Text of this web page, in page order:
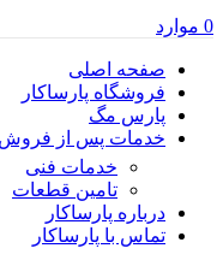
0 موارد
صفحه اصلی
فروشگاه پارساکار
پارس مگ
خدمات پس از فروش
خدمات فنی
تامین قطعات
درباره پارساکار
تماس با پارساکار